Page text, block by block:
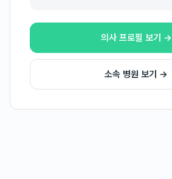
의사 프로필 보기 →
소속 병원 보기 →